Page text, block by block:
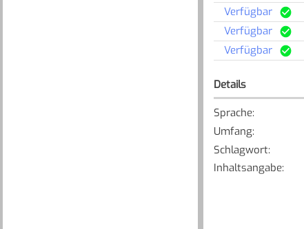
Verfügbar
Verfügbar
Verfügbar
Details
Sprache:
Umfang:
Schlagwort:
Inhaltsangabe: